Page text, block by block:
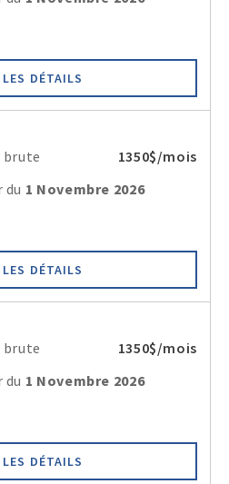
DÉTAILS
brute
1350$/mois
1 Novembre 2026
DÉTAILS
brute
1350$/mois
1 Novembre 2026
DÉTAILS